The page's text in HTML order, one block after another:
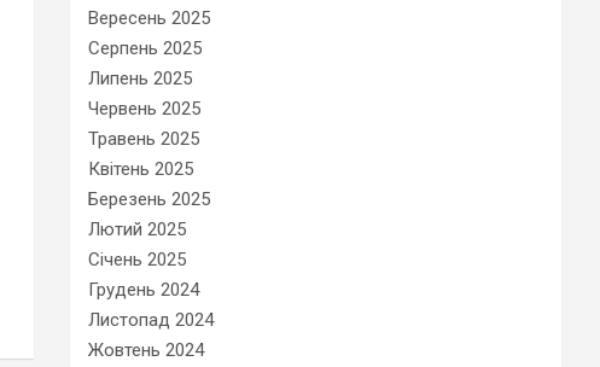
Вересень 2025
Серпень 2025
Липень 2025
Червень 2025
Травень 2025
Квітень 2025
Березень 2025
Лютий 2025
Січень 2025
Грудень 2024
Листопад 2024
Жовтень 2024